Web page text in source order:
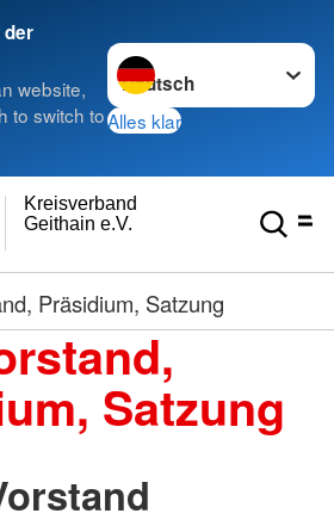
der
website,
to switch to
Sprache wechseln zu
Alles klar
Geithain e.V.
Kreisverband
Präsidium, Satzung
Satzung